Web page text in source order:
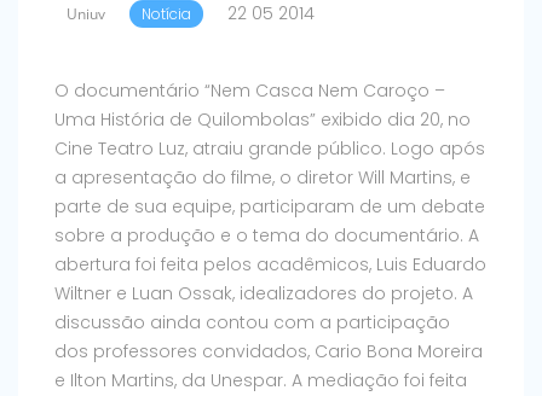
Uniuv Notícia 22 05 2014
O documentário “Nem Casca Nem Caroço –
Uma História de Quilombolas” exibido dia 20, no
Cine Teatro Luz, atraiu grande público. Logo após
a apresentação do filme, o diretor Will Martins, e
parte de sua equipe, participaram de um debate
sobre a produção e o tema do documentário. A
abertura foi feita pelos acadêmicos, Luis Eduardo
Wiltner e Luan Ossak, idealizadores do projeto. A
discussão ainda contou com a participação
dos professores convidados, Cario Bona Moreira
e Ilton Martins, da Unespar. A mediação foi feita